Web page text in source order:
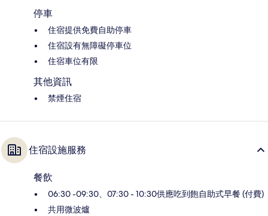
停車
住宿提供免費自助停車
住宿設有無障礙停車位
住宿車位有限
其他資訊
禁煙住宿
住宿設施服務
餐飲
06:30 -09:30、07:30 - 10:30供應吃到飽自助式早餐 (付費)
共用微波爐